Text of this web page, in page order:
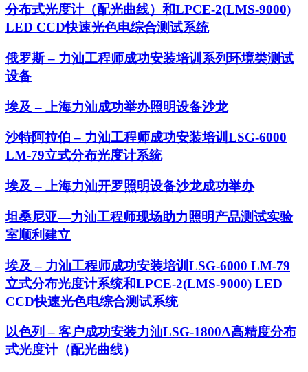
分布式光度计（配光曲线）和LPCE-2(LMS-9000)
LED CCD快速光色电综合测试系统
俄罗斯 – 力汕工程师成功安装培训系列环境类测试
设备
埃及 – 上海力汕成功举办照明设备沙龙
沙特阿拉伯 – 力汕工程师成功安装培训LSG-6000
LM-79立式分布光度计系统
埃及 – 上海力汕开罗照明设备沙龙成功举办
坦桑尼亚—力汕工程师现场助力照明产品测试实验
室顺利建立
埃及 – 力汕工程师成功安装培训LSG-6000 LM-79
立式分布光度计系统和LPCE-2(LMS-9000) LED
CCD快速光色电综合测试系统
以色列 – 客户成功安装力汕LSG-1800A高精度分布
式光度计（配光曲线）